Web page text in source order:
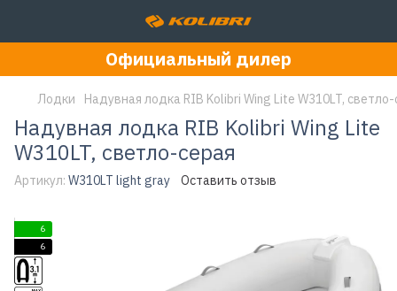
Официальный дилер
Лодки Надувная лодка RIB Kolibri Wing Lite W310LT,
Надувная лодка RIB Kolibri Wing Lite
W310LT, светло-серая
Артикул: W310LT light gray Оставить отзыв
6
6